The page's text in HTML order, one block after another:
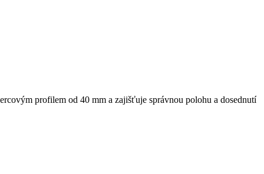
profilem od 40 mm a zajišťuje správnou polohu a dosednutí